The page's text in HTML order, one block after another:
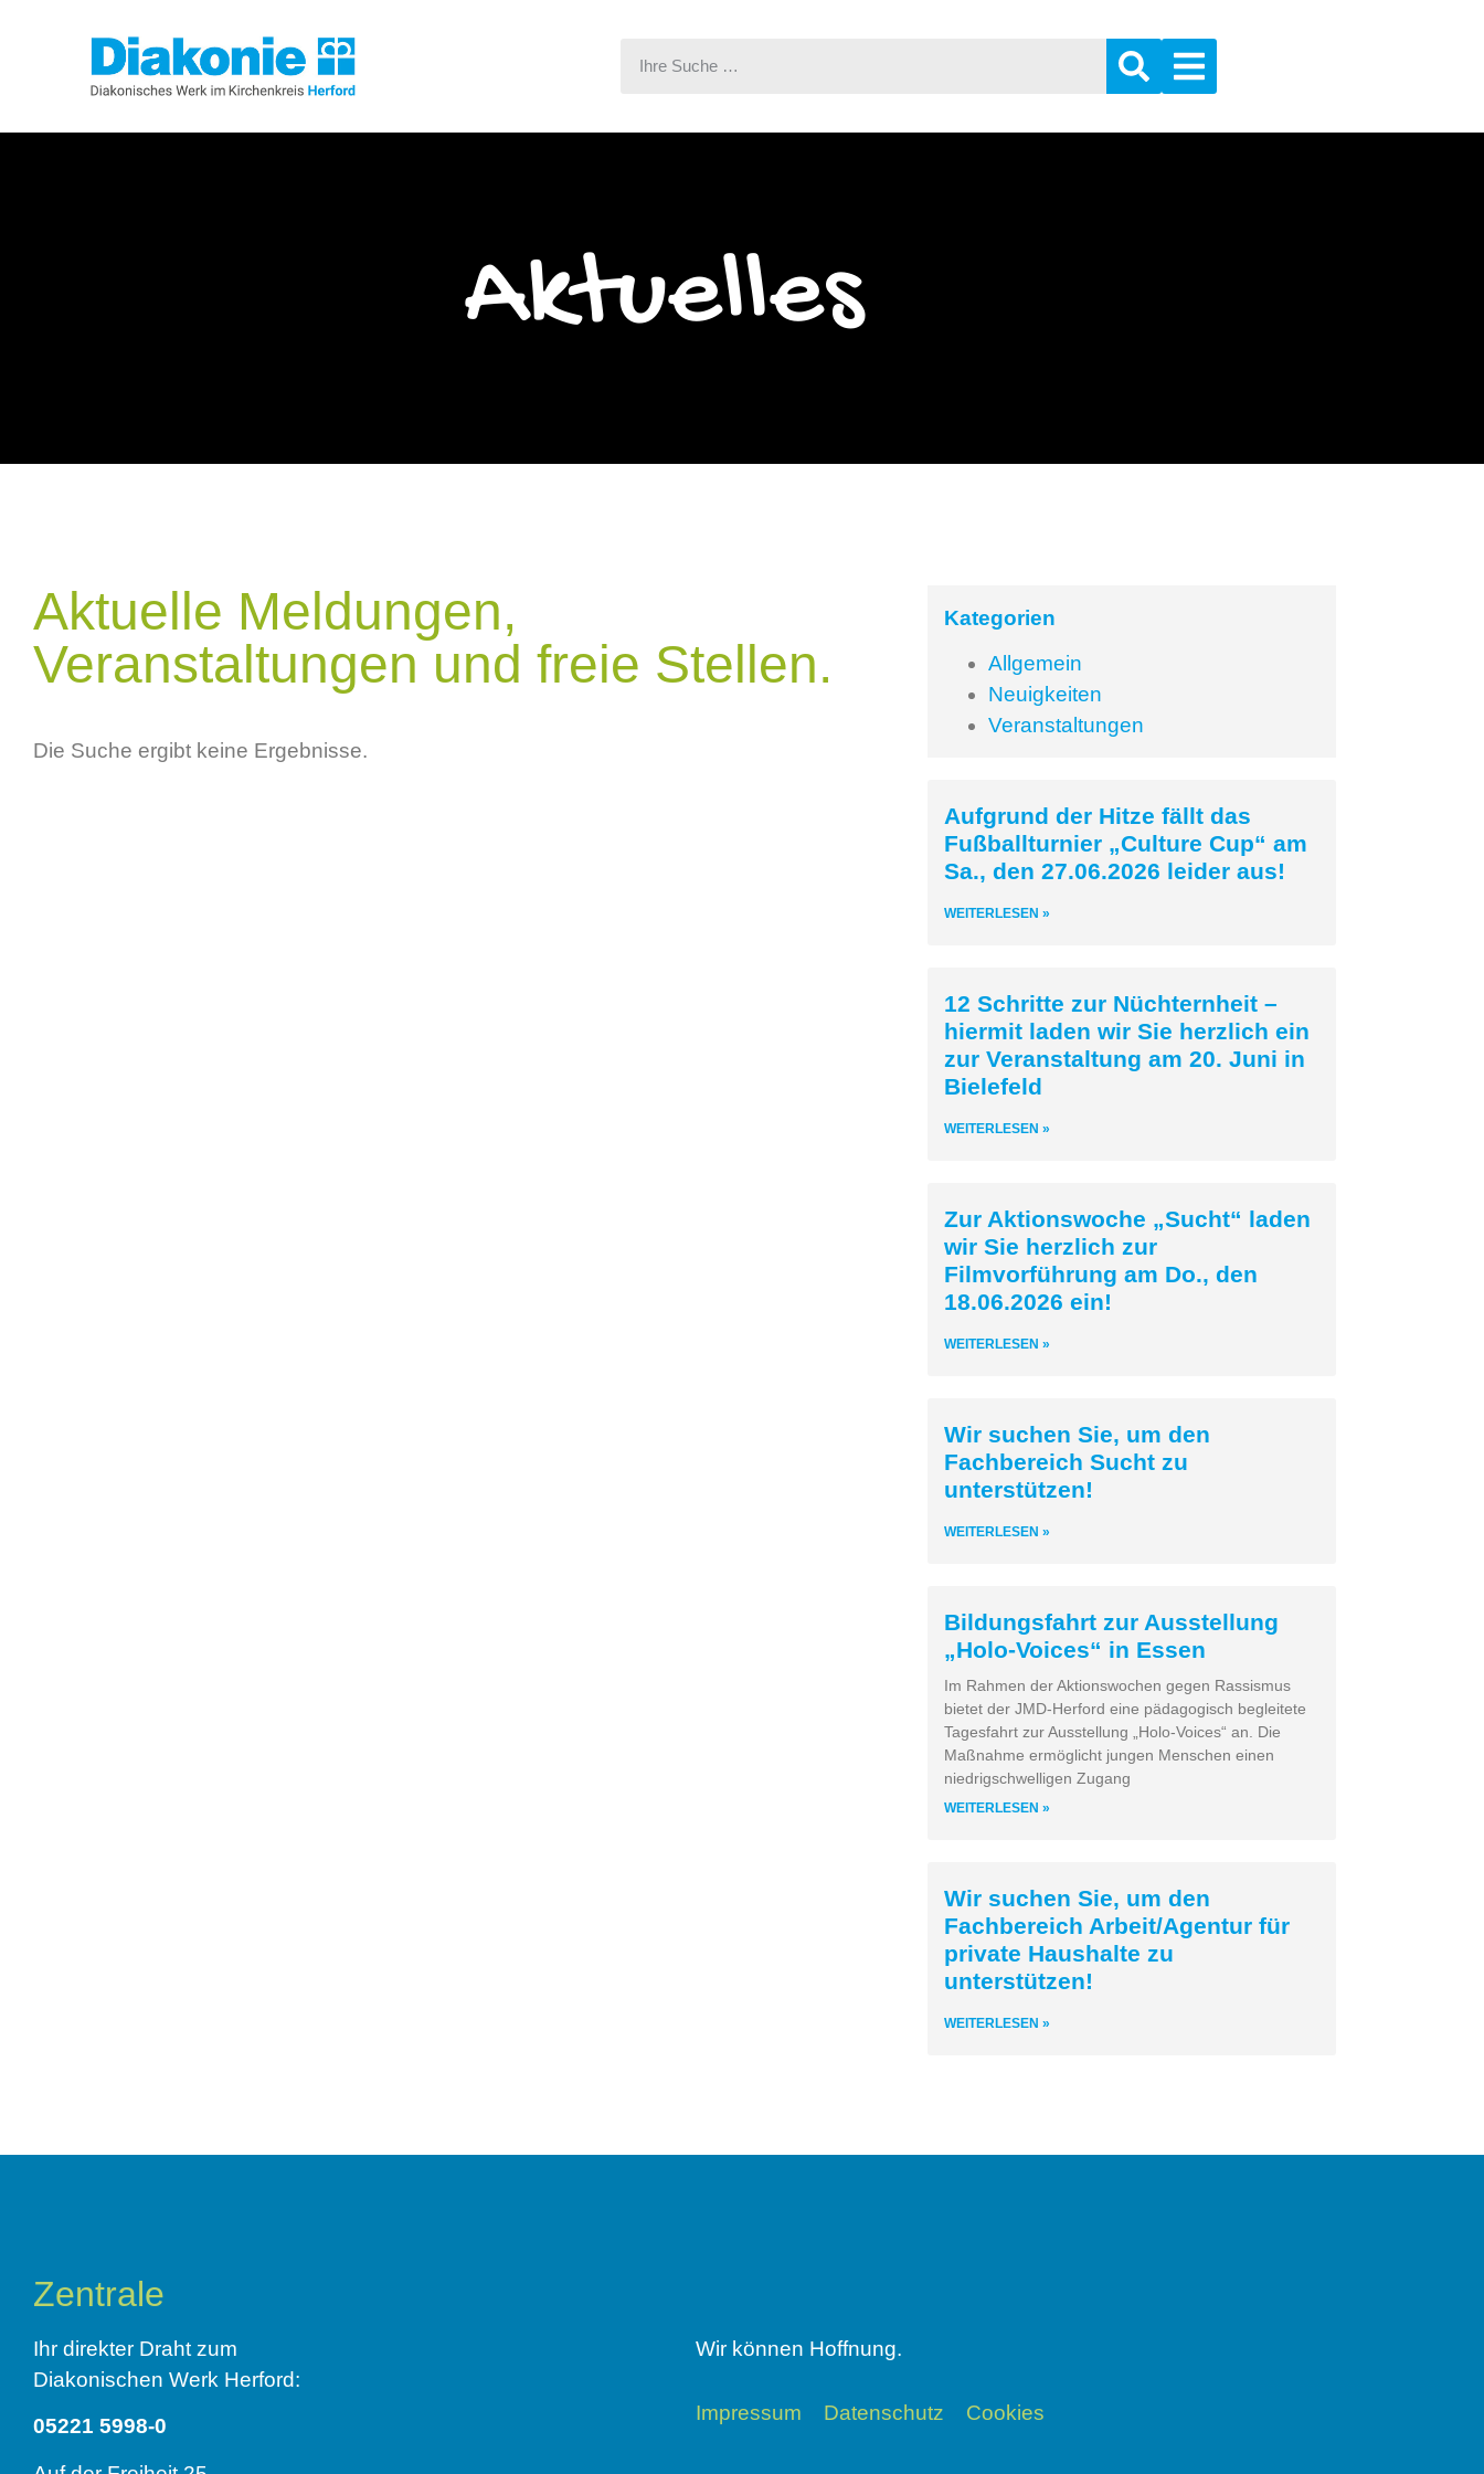
Aktuelles
Aktuelle Meldungen,
Veranstaltungen und freie Stellen.
Die Suche ergibt keine Ergebnisse.
Kategorien
Allgemein
Neuigkeiten
Veranstaltungen
Aufgrund der Hitze fällt das
Fußballturnier „Culture Cup“ am
Sa., den 27.06.2026 leider aus!
WEITERLESEN »
12 Schritte zur Nüchternheit –
hiermit laden wir Sie herzlich ein
zur Veranstaltung am 20. Juni in
Bielefeld
WEITERLESEN »
Zur Aktionswoche „Sucht“ laden
wir Sie herzlich zur
Filmvorführung am Do., den
18.06.2026 ein!
WEITERLESEN »
Wir suchen Sie, um den
Fachbereich Sucht zu
unterstützen!
WEITERLESEN »
Bildungsfahrt zur Ausstellung
„Holo-Voices“ in Essen
Im Rahmen der Aktionswochen gegen Rassismus
bietet der JMD-Herford eine pädagogisch begleitete
Tagesfahrt zur Ausstellung „Holo-Voices“ an. Die
Maßnahme ermöglicht jungen Menschen einen
niedrigschwelligen Zugang
WEITERLESEN »
Wir suchen Sie, um den
Fachbereich Arbeit/Agentur für
private Haushalte zu
unterstützen!
WEITERLESEN »
Zentrale
Ihr direkter Draht zum
Diakonischen Werk Herford:
05221 5998-0
Wir können Hoffnung.
Impressum Datenschutz Cookies